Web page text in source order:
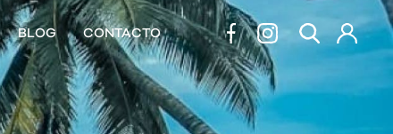
BLOG CONTACTO